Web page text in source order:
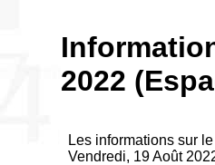
2022
Les informations sur
Vendredi, 19 Août